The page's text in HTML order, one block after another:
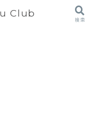
Club
検索